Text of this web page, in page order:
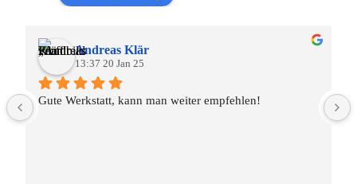
Andreas Klär
13:37 20 Jan 25
Gute Werkstatt, kann man weiter empfehlen!